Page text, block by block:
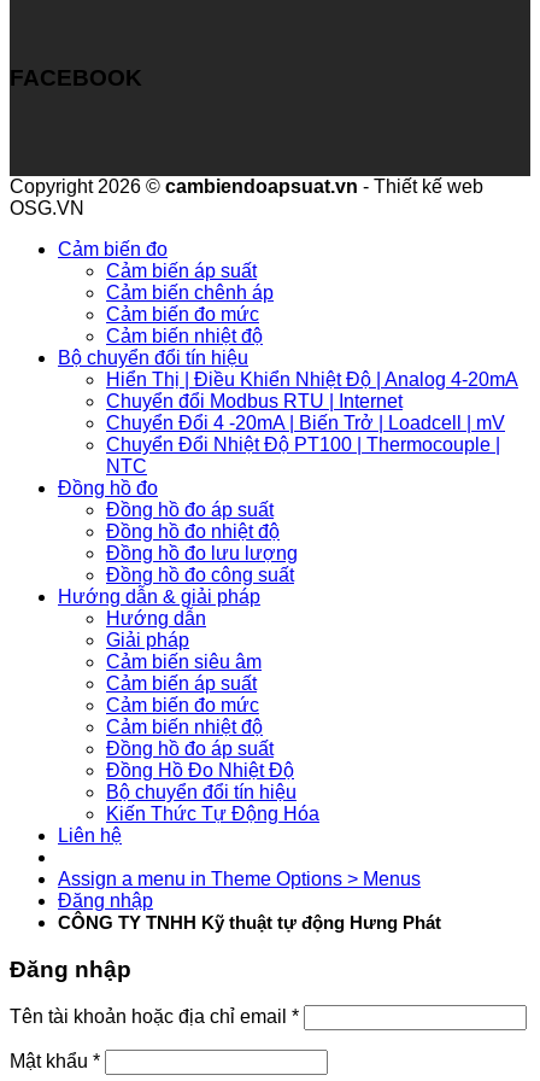
FACEBOOK
Copyright 2026 © cambiendoapsuat.vn - Thiết kế web
OSG.VN
Cảm biến đo
Cảm biến áp suất
Cảm biến chênh áp
Cảm biến đo mức
Cảm biến nhiệt độ
Bộ chuyển đổi tín hiệu
Hiển Thị | Điều Khiển Nhiệt Độ | Analog 4-20mA
Chuyển đổi Modbus RTU | Internet
Chuyển Đổi 4 -20mA | Biến Trở | Loadcell | mV
Chuyển Đổi Nhiệt Độ PT100 | Thermocouple |
NTC
Đồng hồ đo
Đồng hồ đo áp suất
Đồng hồ đo nhiệt độ
Đồng hồ đo lưu lượng
Đồng hồ đo công suất
Hướng dẫn & giải pháp
Hướng dẫn
Giải pháp
Cảm biến siêu âm
Cảm biến áp suất
Cảm biến đo mức
Cảm biến nhiệt độ
Đồng hồ đo áp suất
Đồng Hồ Đo Nhiệt Độ
Bộ chuyển đổi tín hiệu
Kiến Thức Tự Động Hóa
Liên hệ
Assign a menu in Theme Options > Menus
Đăng nhập
CÔNG TY TNHH Kỹ thuật tự động Hưng Phát
Đăng nhập
Tên tài khoản hoặc địa chỉ email *
Mật khẩu *